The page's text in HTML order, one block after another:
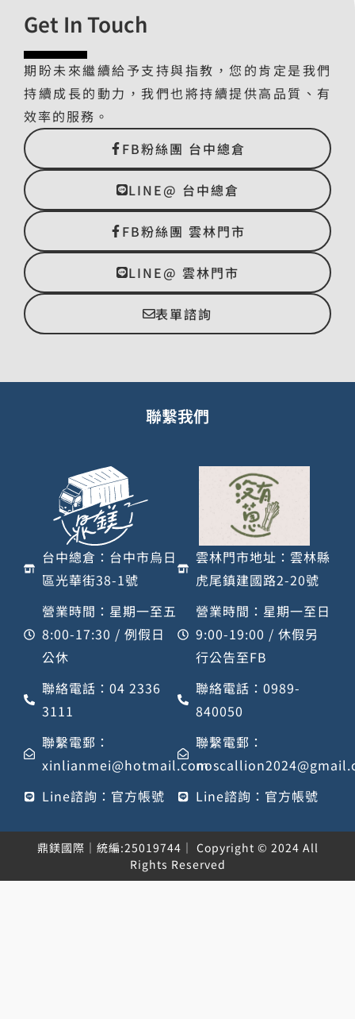
Get In Touch
期盼未來繼續給予支持與指教，您的肯定是我們
持續成長的動力，我們也將持續提供高品質、有
效率的服務。
FB粉絲團 台中總倉
LINE@ 台中總倉
FB粉絲團 雲林門市
LINE@ 雲林門市
表單諮詢
聯繫我們
台中總倉：台中市烏日
區光華街38-1號
營業時間：星期一至五
8:00-17:30 / 例假日
公休
聯絡電話：04 2336
3111
聯繫電郵：
xinlianmei@hotmail.com
Line諮詢：官方帳號
雲林門市地址：雲林縣
虎尾鎮建國路2-20號
營業時間：星期一至日
9:00-19:00 / 休假另
行公告至FB
聯絡電話：0989-
840050
聯繫電郵：
Line諮詢：官方帳號
鼎鎂國際｜統編:25019744｜ Copyright © 2024 All
Rights Reserved